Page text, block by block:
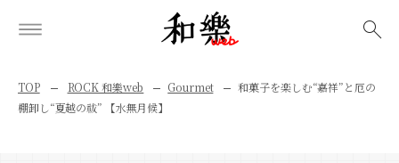
TOP ROCK 和樂web Gourmet
和菓子を楽しむ“嘉祥”と厄の
棚卸し“夏越の祓” 【水無月候】